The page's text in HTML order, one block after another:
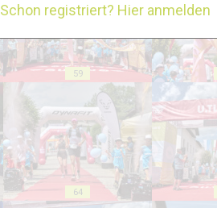
59
64
Schon registriert? Hier anmelden